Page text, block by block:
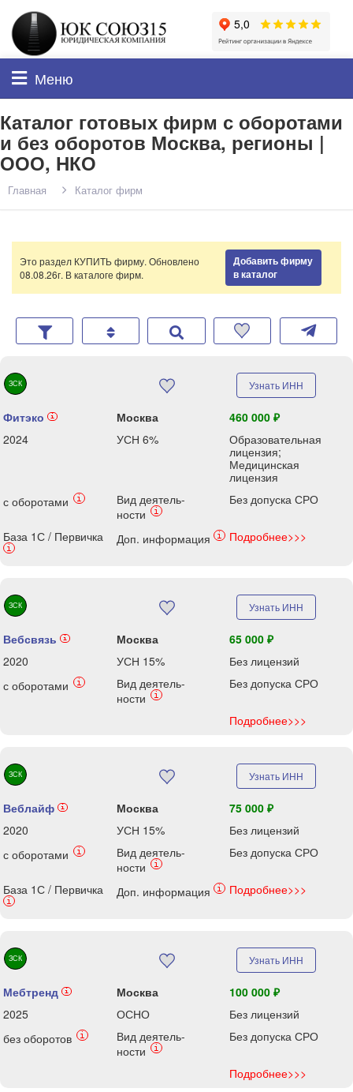
Меню
Каталог готовых фирм с оборотами
и без оборотов Москва, регионы |
ООО, НКО
Главная Каталог фирм
Это раздел КУПИТЬ фирму. Обновлено
08.08.26г. В каталоге фирм.
Добавить фирму
в каталог
ЗСК Узнать ИНН
Фитэко i Москва
460 000 ₽
2024
УСН 6%
Образовательная
лицензия;
Медицинская
лицензия
с оборотами
i
Вид деятель-
ности
i
Без допуска СРО
База 1С / Первичка
i
Доп. информация i Подробнее>>>
ЗСК Узнать ИНН
Вебсвязь i Москва
65 000 ₽
2020
УСН 15%
Без лицензий
с оборотами
i
Вид деятель-
ности
i
Без допуска СРО
Подробнее>>>
ЗСК Узнать ИНН
Веблайф i Москва
75 000 ₽
2020
УСН 15%
Без лицензий
с оборотами
i
Вид деятель-
ности
i
Без допуска СРО
База 1С / Первичка
i
Доп. информация i Подробнее>>>
ЗСК Узнать ИНН
Мебтренд i Москва
100 000 ₽
2025
ОСНО
Без лицензий
без оборотов
i
Вид деятель-
ности
i
Без допуска СРО
Подробнее>>>